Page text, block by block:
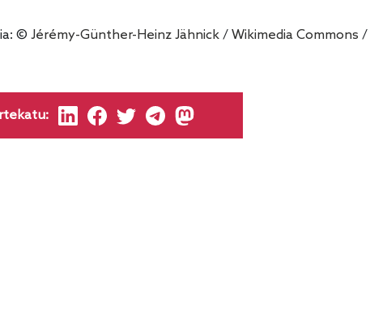
© Jérémy-Günther-Heinz Jähnick / Wikimedia Commons /